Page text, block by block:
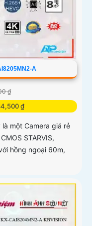
A
₫
₫
một Camera giá rẻ
STARVIS,
hồng ngoại 60m,